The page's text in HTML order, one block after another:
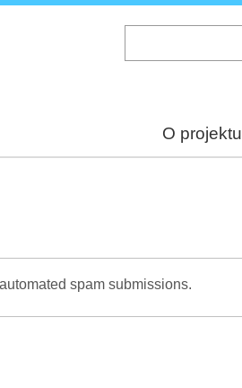
O projektu
spam submissions.